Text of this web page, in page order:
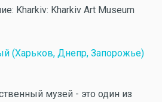
Kharkiv: Kharkiv Art Museum
(Харьков, Днепр, Запорожье)
музей - это один из